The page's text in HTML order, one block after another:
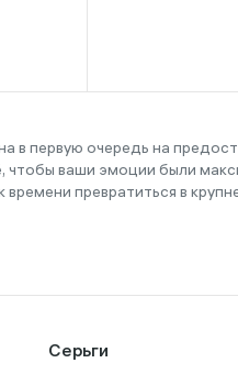
в первую очередь на
чтобы ваши эмоции были
превратиться в
Серьги